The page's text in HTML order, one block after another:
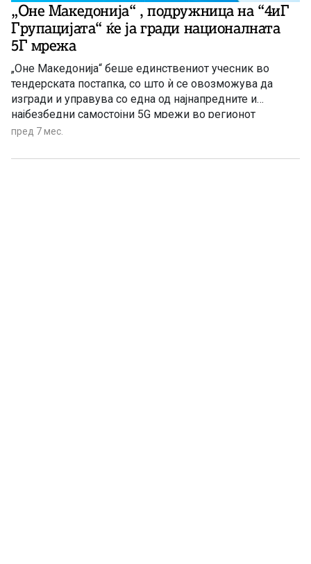
„Оне Македонија“ , подружница на “4иГ
Групацијата“ ќе ја гради националната
5Г мрежа
„Оне Македонија“ беше единствениот учесник во
тендерската постапка, со што ѝ се овозможува да
изгради и управува со една од најнапредните и
најбезбедни самостојни 5G мрежи во регионот
пред 7 мес.